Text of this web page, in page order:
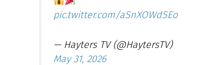
pic.twitter.com/aSnXOWdSEo
— Hayters TV (@HaytersTV)
May 31, 2026